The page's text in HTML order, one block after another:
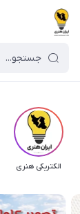
الکتریکی هنری